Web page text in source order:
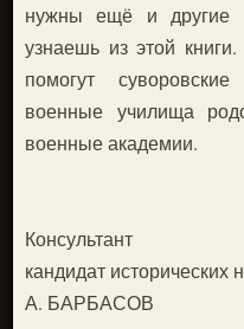
нужны ещё и другие
узнаешь из этой
помогут
военные училища
военные академии.
Консультант
кандидат исторических
А. БАРБАСОВ